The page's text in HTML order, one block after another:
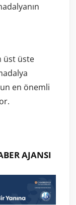
üst üste
en önemli
AJANSI